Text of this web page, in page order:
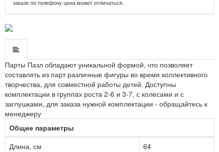
заказе по телефону цена может отличаться.
Парты Пазл обладают уникальной формой, что позволяет
составлять из парт различные фигуры во время коллективного
творчества, для совместной работы детей. Доступны
комплектации в группах роста 2-6 и 3-7, с колесами и с
заглушками, для заказа нужной комплектации - обращайтесь к
менеджеру
Общие параметры
Длина, см
64